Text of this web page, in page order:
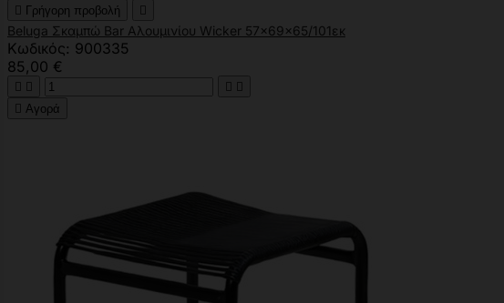
 Γρήγορη προβολή 
Beluga Σκαμπώ Bar Αλουμινίου Wicker 57x69x65/101εκ
Κωδικός: 900335
85,00 €
   
 Αγορά